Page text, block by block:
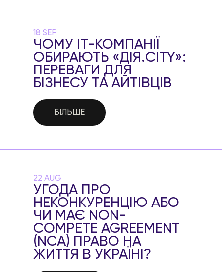
18 SEP
ЧОМУ ІТ-КОМПАНІЇ
ОБИРАЮТЬ «ДІЯ.CITY»:
ПЕРЕВАГИ ДЛЯ
БІЗНЕСУ ТА АЙТІВЦІВ
БІЛЬШЕ
22 AUG
УГОДА ПРО
НЕКОНКУРЕНЦІЮ АБО
ЧИ МАЄ NON-
COMPETE AGREEMENT
(NCA) ПРАВО НА
ЖИТТЯ В УКРАЇНІ?